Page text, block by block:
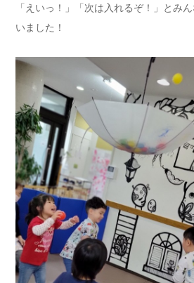
「えいっ！」「次は入れるぞ！」とみ
いました！